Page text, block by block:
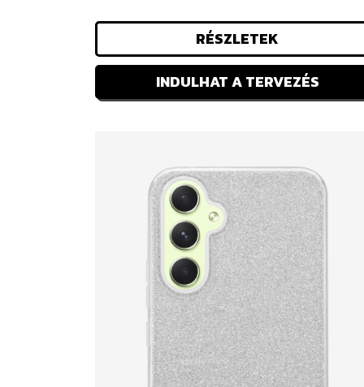
RÉSZLETEK
INDULHAT A TERVEZÉS